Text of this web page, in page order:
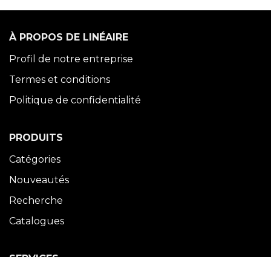
À PROPOS DE LINÉAIRE
Profil de notre entreprise
Termes et conditions
Politique de confidentialité
PRODUITS
Catégories
Nouveautés
Recherche
Catalogues